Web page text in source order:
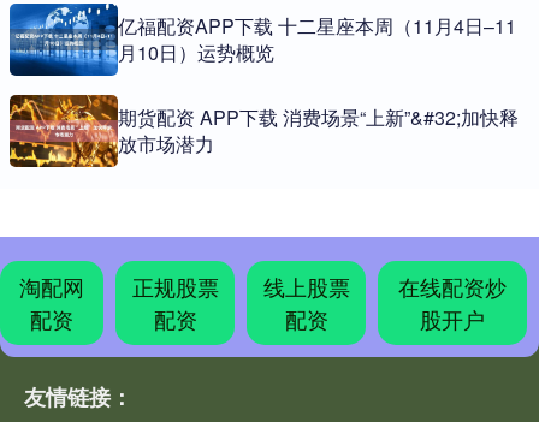
亿福配资APP下载 十二星座本周（11月4日–11
月10日）运势概览
期货配资 APP下载 消费场景“上新”&#32;加快释
放市场潜力
淘配网
配资
正规股票
配资
线上股票
配资
在线配资炒
股开户
友情链接：